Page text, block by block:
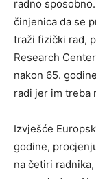
radno
činjenica da se
traži fizički rad,
Research
nakon 65.
radi jer im treba
Izvješće
godine,
na četiri